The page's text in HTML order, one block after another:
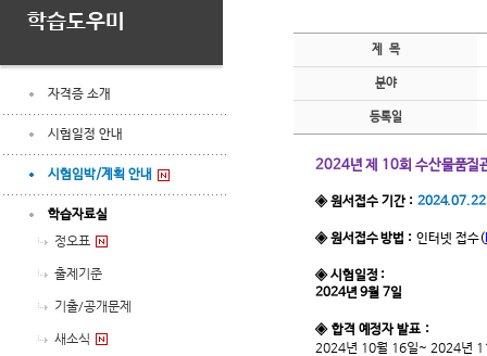
학습도우미
자격증 소개
시험일정 안내
시험임박/계획 안내
학습자료실
정오표
출제기준
기출/공개문제
새소식
제 목
분야
등록일
2024년 제 10회 수산물품질
◈ 원서접수 기간 :
◈ 원서접수 방법 : 인터넷 접수(
◈ 시험일정 :
2024년 9월 7일
◈ 합격 예정자 발표 :
2024년 10월 16일~ 2024년